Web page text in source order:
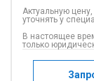
Актуальную
уточнять у
В настоящее
только